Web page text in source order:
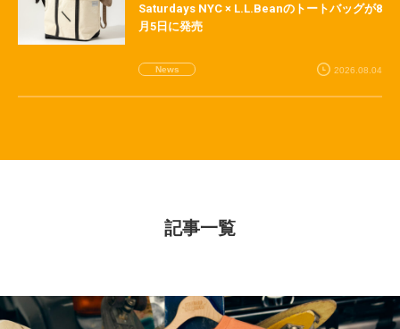
Saturdays NYC × L.L.Beanのトートバッグが8
月5日に発売
News 2026.08.04
記事一覧